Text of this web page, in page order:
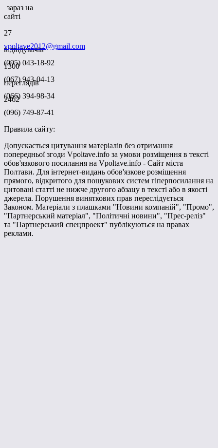
зараз на
сайті
27
відвідувачів
1300
переглядів
2462
vpoltave2012@gmail.com
(095) 043-18-92
(067) 943-04-13
(066) 394-98-34
(096) 749-87-41
Правила сайту:
Допускається цитування матеріалів без отримання
попередньої згоди Vpoltave.info за умови розміщення в тексті
обов'язкового посилання на Vpoltave.info - Сайт міста
Полтави. Для інтернет-видань обов'язкове розміщення
прямого, відкритого для пошукових систем гіперпосилання на
цитовані статті не нижче другого абзацу в тексті або в якості
джерела. Порушення виняткових прав переслідується
Законом. Матеріали з плашками "Новини компаній", "Промо",
"Партнерський матеріал", "Політичні новини", "Прес-реліз"
та "Партнерський спецпроект" публікуються на правах
реклами.